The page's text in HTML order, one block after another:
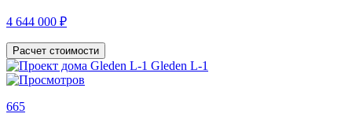
4 644 000 ₽
Расчет стоимости
665